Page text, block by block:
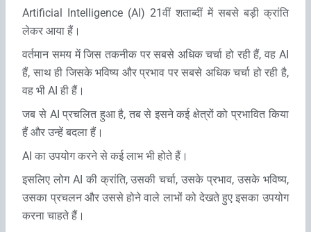
Artificial Intelligence (AI) 21वीं शताब्‍दीं में सबसे बड़ी क्रांति
लेकर आया हैं।
वर्तमान समय में जिस तकनीक पर सबसे अधिक चर्चा हो रही हैं, वह AI
हैं, साथ ही जिसके भविष्‍य और प्रभाव पर सबसे अधिक चर्चा हो रही है,
वह भी AI ही हैं।
जब से AI प्रचलित हुआ है, तब से इसने कई क्षेत्रों को प्रभावित किया
हैं और उन्‍हें बदला हैं।
AI का उपयोग करने से कई लाभ भी होते हैं।
इसलिए लोग AI की क्रांति, उसकी चर्चा, उसके प्रभाव, उसके भविष्‍य,
उसका प्रचलन और उससे होने वाले लाभों को देखते हुए इसका उपयोग
करना चाहते हैं।